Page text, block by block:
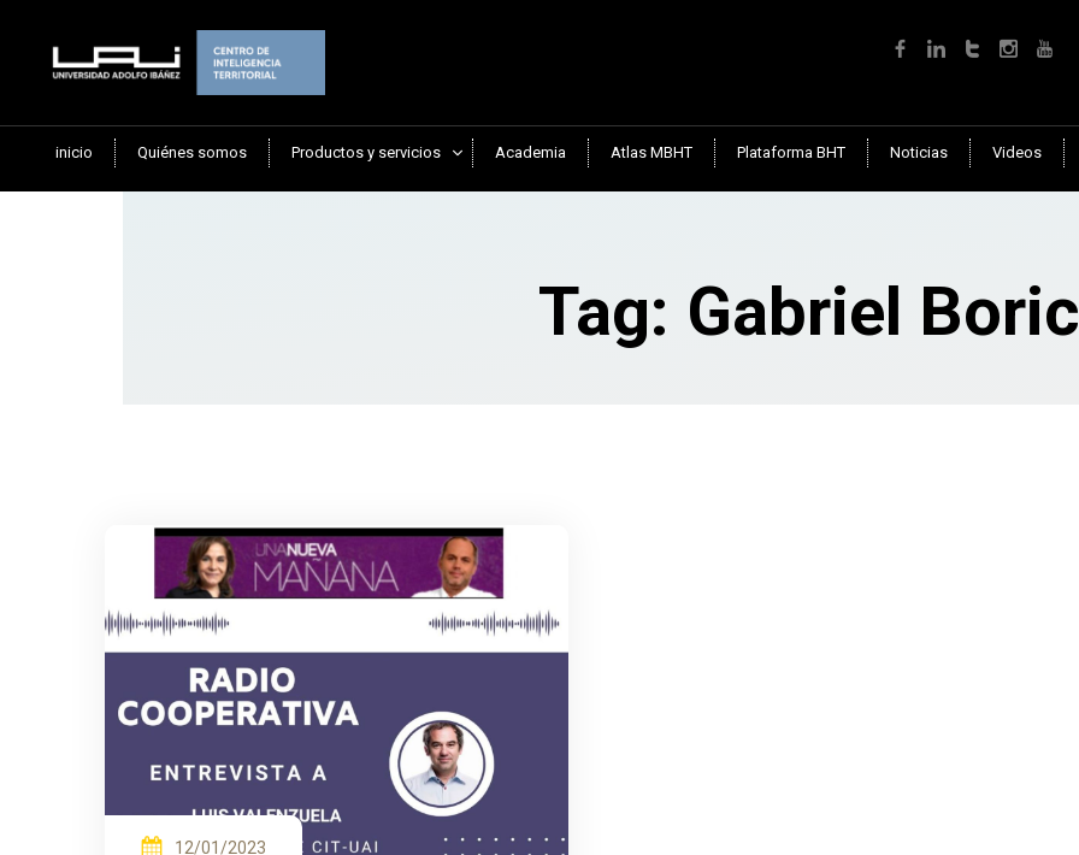
inicio Quiénes somos Productos y servicios Academia Atlas MBHT Plataforma BHT Noticias Videos
Tag: Gabriel Boric
12/01/2023